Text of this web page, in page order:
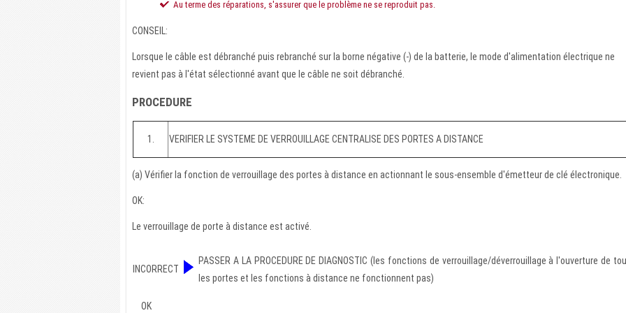
Au terme des réparations, s'assurer que le problème ne se reproduit pas.
CONSEIL:
Lorsque le câble est débranché puis rebranché sur la borne négative (-) de la batterie, le mode d'alimentation électrique ne
revient pas à l'état sélectionné avant que le câble ne soit débranché.
PROCEDURE
1. VERIFIER LE SYSTEME DE VERROUILLAGE CENTRALISE DES PORTES A DISTANCE
(a) Vérifier la fonction de verrouillage des portes à distance en actionnant le sous-ensemble d'émetteur de clé électronique.
OK:
Le verrouillage de porte à distance est activé.
INCORRECT
PASSER A LA PROCEDURE DE DIAGNOSTIC (les fonctions de verrouillage/déverrouillage à l'ouverture de
les portes et les fonctions à distance ne fonctionnent pas)
OK